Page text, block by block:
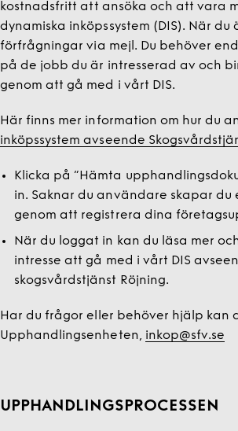
kostnadsfritt att ansöka och att vara
dynamiska inköpssystem (DIS). När
förfrågningar via mejl. Du behöver
på de jobb du är intresserad av och
genom att gå med i vårt DIS.
Här finns mer information om hur du
inköpssystem avseende
Klicka på ”Hämta
in. Saknar du användare skapar du
genom att registrera dina
När du loggat in kan du läsa mer
intresse att gå med i vårt DIS
skogsvårdstjänst Röjning.
Har du frågor eller behöver hjälp kan
Upphandlingsenheten, inkop@sfv.se
UPPHANDLINGSPROCESSEN